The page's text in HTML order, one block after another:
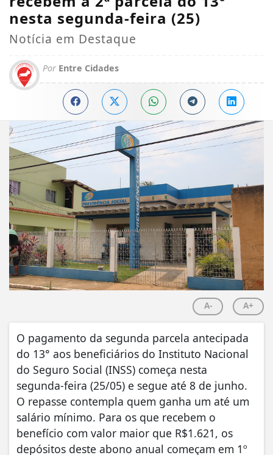
nesta segunda-feira (25)
Notícia em Destaque
Por Entre Cidades
A- A+
O pagamento da segunda parcela antecipada
do 13° aos beneficiários do Instituto Nacional
do Seguro Social (INSS) começa nesta
segunda-feira (25/05) e segue até 8 de junho.
O repasse contempla quem ganha um até um
salário mínimo. Para os que recebem o
benefício com valor maior que R$1.621, os
depósitos deste abono anual começam em 1º